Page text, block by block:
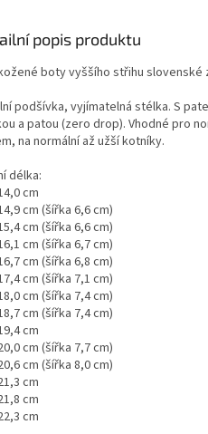
popis produktu
boty vyššího střihu slovenské
podšívka, vyjímatelná stélka. S
a patou (zero drop). Vhodné pro
na normální až užší kotníky.
délka:
cm
cm (šířka 6,6 cm)
cm (šířka 6,6 cm)
cm (šířka 6,7 cm)
cm (šířka 6,8 cm)
cm (šířka 7,1 cm)
cm (šířka 7,4 cm)
cm (šířka 7,4 cm)
cm
cm (šířka 7,7 cm)
cm (šířka 8,0 cm)
cm
cm
cm